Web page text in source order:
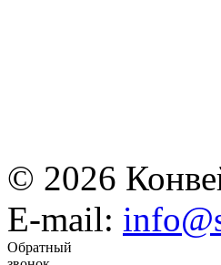
© 2026
E-mail:
Обратный